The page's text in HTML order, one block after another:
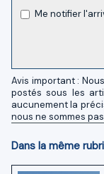
Me notifier
Avis important :
postés sous les
aucunement la
nous ne sommes
Dans la même